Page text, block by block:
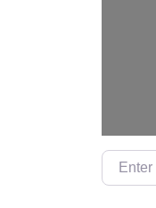
Enter